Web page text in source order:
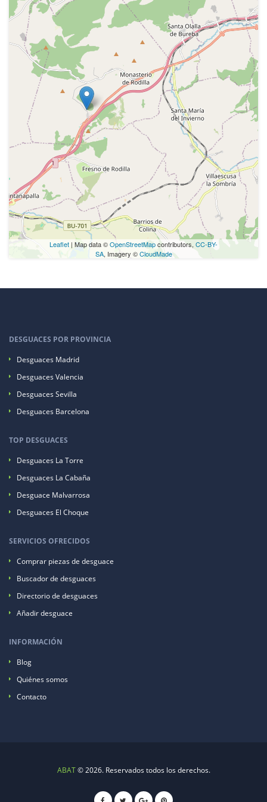
Leaflet | Map data ©OpenStreetMapcontributors, CC-BY-
SA, Imagery ©CloudMade
DESGUACES POR PROVINCIA
Desguaces Madrid
Desguaces Valencia
Desguaces Sevilla
Desguaces Barcelona
TOP DESGUACES
Desguaces La Torre
Desguaces La Cabaña
Desguace Malvarrosa
Desguaces El Choque
SERVICIOS OFRECIDOS
Comprar piezas de desguace
Buscador de desguaces
Directorio de desguaces
Añadir desguace
INFORMACIÓN
Blog
Quiénes somos
Contacto
ABAT© 2026. Reservados todos los derechos.